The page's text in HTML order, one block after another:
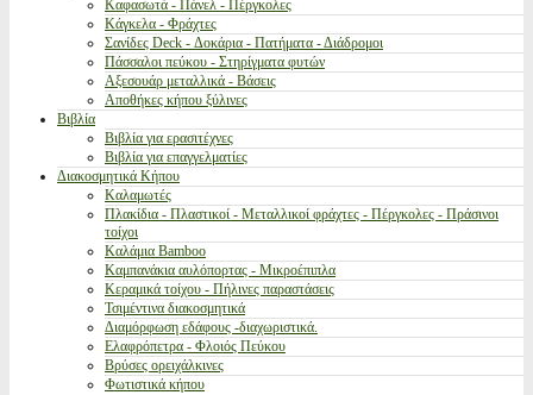
Καφασωτά - Πάνελ - Πέργκολες
Κάγκελα - Φράχτες
Σανίδες Deck - Δοκάρια - Πατήματα - Διάδρομοι
Πάσσαλοι πεύκου - Στηρίγματα φυτών
Αξεσουάρ μεταλλικά - Βάσεις
Αποθήκες κήπου ξύλινες
Βιβλία
Βιβλία για ερασιτέχνες
Βιβλία για επαγγελματίες
Διακοσμητικά Κήπου
Καλαμωτές
Πλακίδια - Πλαστικοί - Μεταλλικοί φράχτες - Πέργκολες - Πράσινοι
τοίχοι
Καλάμια Bamboo
Καμπανάκια αυλόπορτας - Μικροέπιπλα
Κεραμικά τοίχου - Πήλινες παραστάσεις
Τσιμέντινα διακοσμητικά
Διαμόρφωση εδάφους -διαχωριστικά.
Ελαφρόπετρα - Φλοιός Πεύκου
Βρύσες ορειχάλκινες
Φωτιστικά κήπου